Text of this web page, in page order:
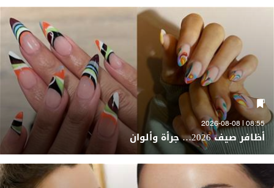
08:55 | 2026-08-08
أظافر صيف 2026… جرأة وألوان